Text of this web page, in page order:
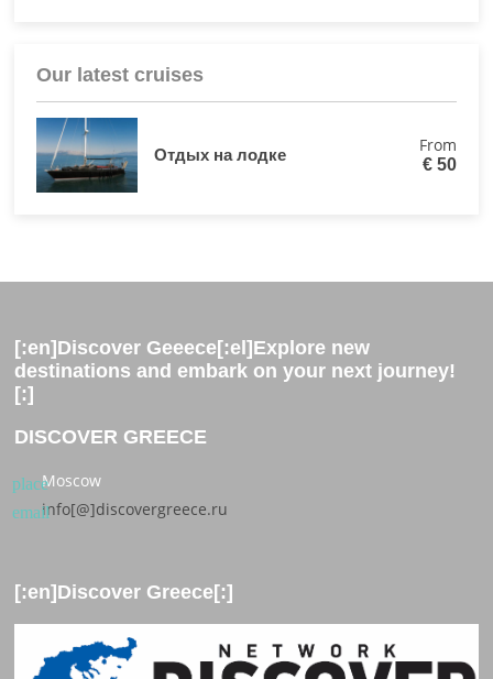
Our latest cruises
Отдых на лодке From
€ 50
[:en]Discover Geeece[:el]Explore new
destinations and embark on your next journey!
[:]
DISCOVER GREECE
placeMoscow
emailinfo[@]discovergreece.ru
[:en]Discover Greece[:]